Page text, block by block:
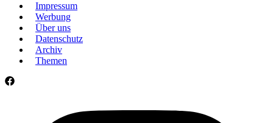
Impressum
Werbung
Über uns
Datenschutz
Archiv
Themen